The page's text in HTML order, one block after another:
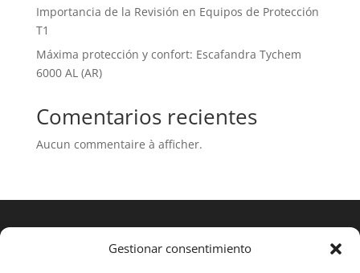
Gestionar consentimiento
Importancia de la Revisión en Equipos de Protección
T1
Máxima protección y confort: Escafandra Tychem
6000 AL (AR)
Comentarios recientes
Aucun commentaire à afficher.